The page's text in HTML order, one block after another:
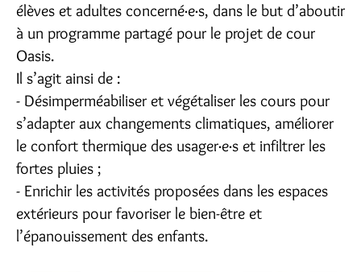
élèves et adultes concerné·e·s, dans le but d’aboutir
à un programme partagé pour le projet de cour
Oasis.
Il s’agit ainsi de :
- Désimperméabiliser et végétaliser les cours pour
s’adapter aux changements climatiques, améliorer
le confort thermique des usager·e·s et infiltrer les
fortes pluies ;
- Enrichir les activités proposées dans les espaces
extérieurs pour favoriser le bien-être et
l’épanouissement des enfants.